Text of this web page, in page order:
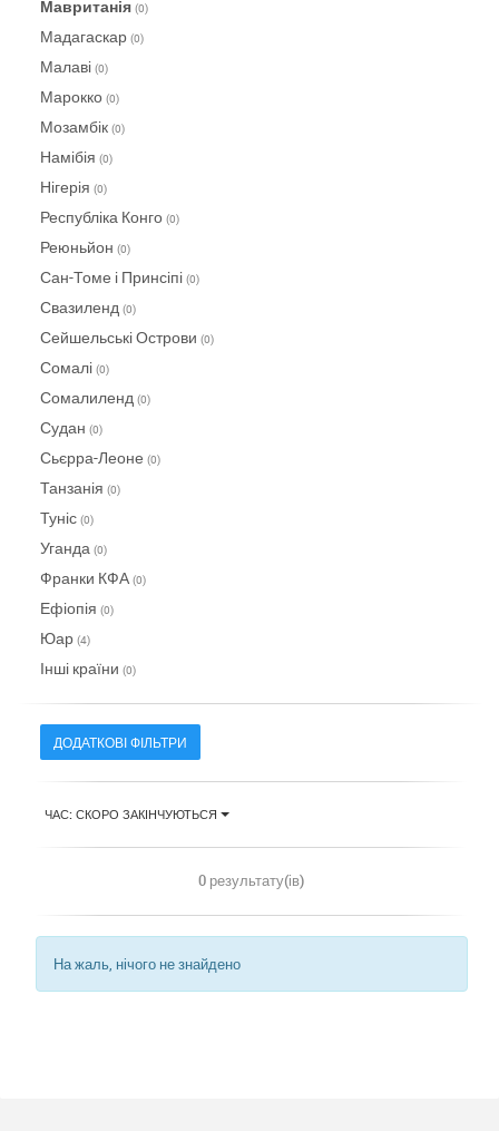
Мавританія (0)
Мадагаскар (0)
Малаві (0)
Марокко (0)
Мозамбік (0)
Намібія (0)
Нігерія (0)
Республіка Конго (0)
Реюньйон (0)
Сан-Томе і Принсіпі (0)
Свазиленд (0)
Сейшельські Острови (0)
Сомалі (0)
Сомалиленд (0)
Судан (0)
Сьєрра-Леоне (0)
Танзанія (0)
Туніс (0)
Уганда (0)
Франки КФА (0)
Ефіопія (0)
Юар (4)
Інші країни (0)
ДОДАТКОВІ ФІЛЬТРИ
ЧАС: СКОРО ЗАКІНЧУЮТЬСЯ
0 результату(ів)
На жаль, нічого не знайдено